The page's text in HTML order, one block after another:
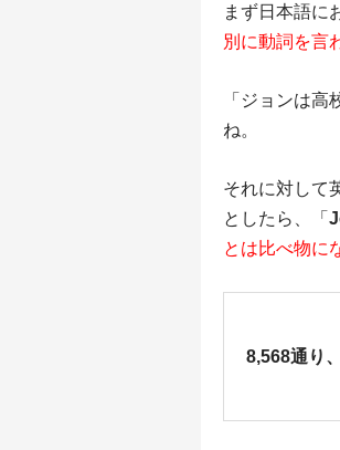
まず日本語に
別に動詞を言
「ジョンは
ね。
それに対して
としたら、「
とは比べ物に
8,568通り